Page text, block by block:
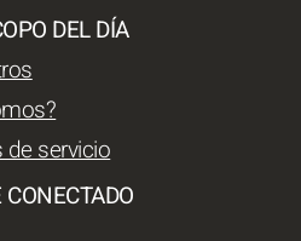
DEL DÍA
de servicio